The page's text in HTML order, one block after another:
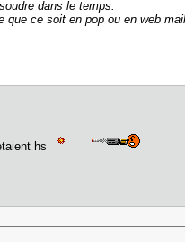
dans le temps.
ce soit en pop ou en web
hs